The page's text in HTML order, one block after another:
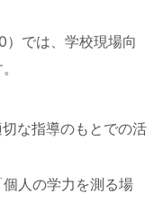
では、学校現場向
な指導のもとでの活
人の学力を測る場